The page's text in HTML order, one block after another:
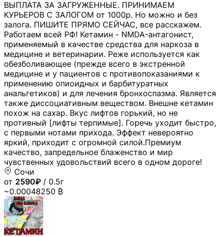
ВЫПЛАТА ЗА ЗАГРУЖЕННЫЕ. ПРИНИМАЕМ
КУРЬЕРОВ С ЗАЛОГОМ от 1000р. Но можно и без
залога. ПИШИТЕ ПРЯМО СЕЙЧАС, все расскажем.
Работаем всей РФ! Кетамин - NMDA-антагонист,
применяемый в качестве средства для наркоза в
медицине и ветеринарии. Реже используется как
обезболивающее (прежде всего в экстренной
медицине и у пациентов с противопоказаниями к
применению опиоидных и барбитуратных
анальгетиков) и для лечения бронхоспазма. Является
также диссоциативным веществом. Внешне кетамин
похож на сахар. Вкус лифтов горький, но не
противный [лифты терпимые]. Горечь уходит быстро,
с первыми нотами прихода. Эффект невероятно
яркий, приходит с огромной силой.Премиум
качество, запредельное блаженство и мир
чувственных удовольствий всего в одном дороге!
Сочи
от 2590₽ / 0.5г
~0.00048250 ₿